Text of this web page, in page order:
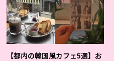
【都内の韓国風カフェ5選】お